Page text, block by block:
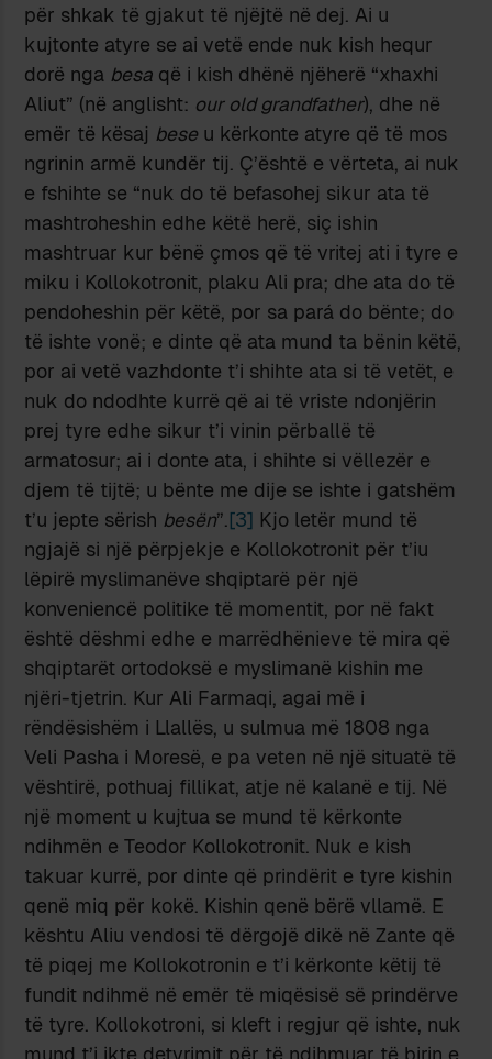
për shkak të gjakut të njëjtë në dej. Ai u
kujtonte atyre se ai vetë ende nuk kish hequr
dorë nga besa që i kish dhënë njëherë “xhaxhi
Aliut” (në anglisht: our old grandfather), dhe në
emër të kësaj bese u kërkonte atyre që të mos
ngrinin armë kundër tij. Ç’është e vërteta, ai nuk
e fshihte se “nuk do të befasohej sikur ata të
mashtroheshin edhe këtë herë, siç ishin
mashtruar kur bënë çmos që të vritej ati i tyre e
miku i Kollokotronit, plaku Ali pra; dhe ata do të
pendoheshin për këtë, por sa pará do bënte; do
të ishte vonë; e dinte që ata mund ta bënin këtë,
por ai vetë vazhdonte t’i shihte ata si të vetët, e
nuk do ndodhte kurrë që ai të vriste ndonjërin
prej tyre edhe sikur t’i vinin përballë të
armatosur; ai i donte ata, i shihte si vëllezër e
djem të tijtë; u bënte me dije se ishte i gatshëm
t’u jepte sërish besën”.[3] Kjo letër mund të
ngjajë si një përpjekje e Kollokotronit për t’iu
lëpirë myslimanëve shqiptarë për një
konveniencë politike të momentit, por në fakt
është dëshmi edhe e marrëdhënieve të mira që
shqiptarët ortodoksë e myslimanë kishin me
njëri-tjetrin. Kur Ali Farmaqi, agai më i
rëndësishëm i Llallës, u sulmua më 1808 nga
Veli Pasha i Moresë, e pa veten në një situatë të
vështirë, pothuaj fillikat, atje në kalanë e tij. Në
një moment u kujtua se mund të kërkonte
ndihmën e Teodor Kollokotronit. Nuk e kish
takuar kurrë, por dinte që prindërit e tyre kishin
qenë miq për kokë. Kishin qenë bërë vllamë. E
kështu Aliu vendosi të dërgojë dikë në Zante që
të piqej me Kollokotronin e t’i kërkonte këtij të
fundit ndihmë në emër të miqësisë së prindërve
të tyre. Kollokotroni, si kleft i regjur që ishte, nuk